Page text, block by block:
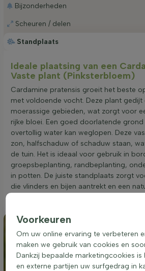
Standplaats
Bijzonderheden
Scheuren / delen
Ideale plaatsing van een
Vaste plant (Pinksterbloem)
Cardamine pratensis groeit het beste
met voldoende vocht. Deze plant gedijt
moerassige gebieden, wat zorgt voor
rijke bloei. Een goed doorlatende
overtollig water kan weglopen. Deze
zon, halfschaduw of schaduw staan,
de tuin. Het is ideaal voor gebruik in
groepsbeplanting, randbeplanting,
in potten. De juiste standplaats zorgt
die vlinders en bijen aantrekt en een
Voorkeuren
Om uw online ervaring te verbeteren
maken we gebruik van cookies en
Dankzij bepaalde marketingcookies
en externe partijen uw surfgedrag in